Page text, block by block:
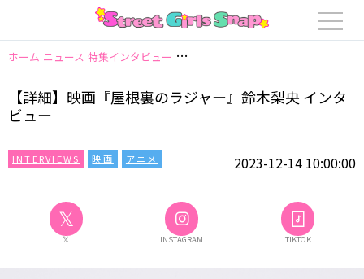
ホーム ニュース 特集インタビュー 【詳細】映画『屋根裏のラジャー』鈴
【詳細】映画『屋根裏のラジャー』鈴木梨央 インタ
ビュー
INTERVIEWS 映画 アニメ 2023-12-14 10:00:00
𝕏
𝕏 INSTAGRAM TIKTOK